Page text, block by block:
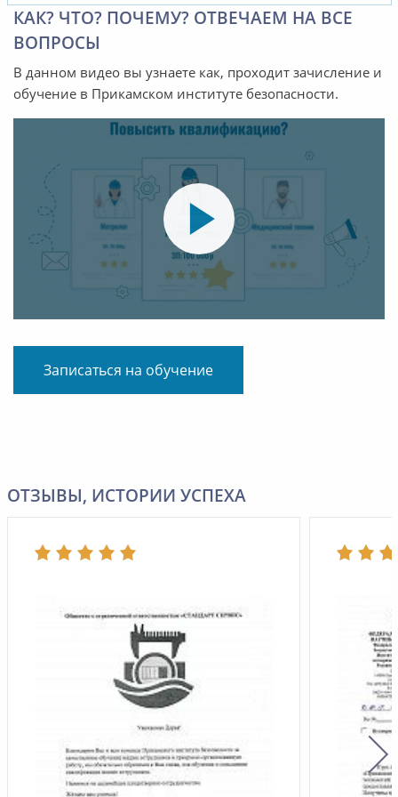
КАК? ЧТО? ПОЧЕМУ? ОТВЕЧАЕМ НА ВСЕ
ВОПРОСЫ
В данном видео вы узнаете как, проходит зачисление и
обучение в Прикамском институте безопасности.
Записаться на обучение
ОТЗЫВЫ, ИСТОРИИ УСПЕХА